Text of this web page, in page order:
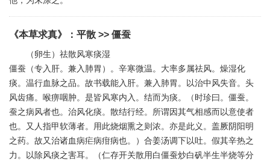
《本草求真》 ： 平散 >> 僵蚕
（卵生）祛散风寒痰湿
僵蚕（专入肝。兼入肺胃）。辛寒微温。大率多属祛风。燥湿化
痰。温行血脉之品。故书载能入肝。兼入肺胃。以治中风失音。头
风齿痛。喉痹咽肿。是皆风寒内入。结而为痰。（时珍曰。僵蚕。
蚕之病风者也。治风化痰。散结行经。所谓因其气相感而以意使者
也。又人指甲软薄者。用此烧烟熏之则浓。亦是此义。盖厥阴阳明
之药。故又治诸血病疟病疳病也。）合姜汤调下以吐。假其辛热之
力。以除风痰之害耳。（仁存开关散用白僵蚕炒白矾半生半烧等分